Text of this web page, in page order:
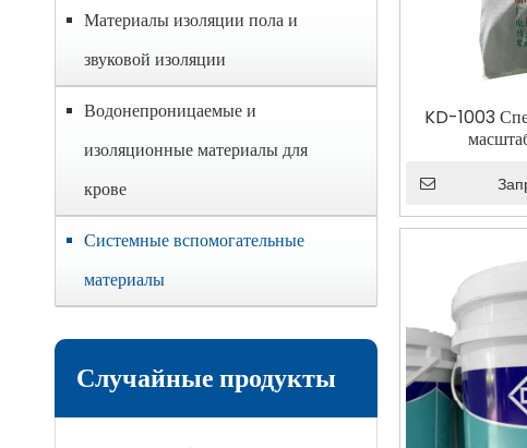
Материалы изоляции пола и
звуковой изоляции
Водонепроницаемые и
изоляционные материалы для
крове
Системные вспомогательные
материалы
Случайные продукты
Изоляция и
KD-1003